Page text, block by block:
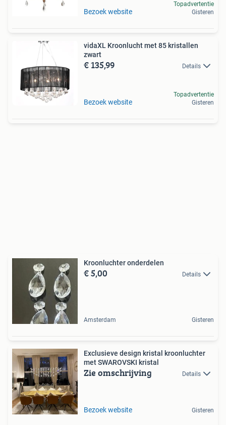
Bezoek website
Topadvertentie
Gisteren
vidaXL Kroonlucht met 85 kristallen
zwart
€ 135,99 Details
Bezoek website
Topadvertentie
Gisteren
Kroonluchter onderdelen
€ 5,00 Details
Amsterdam Gisteren
Exclusieve design kristal kroonluchter
met SWAROVSKI kristal
Zie omschrijving Details
Bezoek website Gisteren